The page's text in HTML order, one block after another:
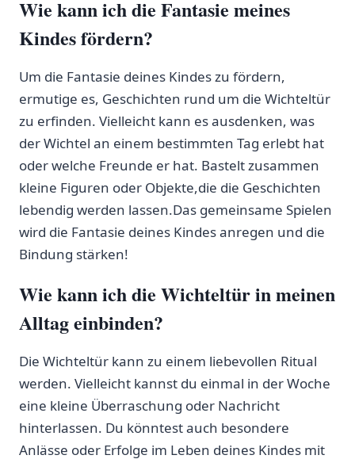
Wie kann ⁣ich die Fantasie meines
Kindes fördern?
Um die Fantasie deines Kindes zu fördern,
ermutige es, Geschichten rund um die Wichteltür
zu erfinden. Vielleicht kann es ausdenken, was
der Wichtel⁣ an einem bestimmten Tag erlebt hat‌
oder welche Freunde er⁢ hat. Bastelt zusammen
kleine Figuren​ oder ‍Objekte,die die Geschichten
lebendig werden lassen.Das ⁣gemeinsame Spielen
wird die Fantasie deines Kindes anregen und die
Bindung stärken!
Wie kann ich die Wichteltür⁢ in meinen
Alltag einbinden?
Die Wichteltür kann zu ⁣einem liebevollen Ritual
werden. Vielleicht kannst du⁤ einmal in der Woche
eine‍ kleine Überraschung ‍oder Nachricht
hinterlassen. Du könntest auch besondere‍
Anlässe oder Erfolge im Leben deines Kindes mit